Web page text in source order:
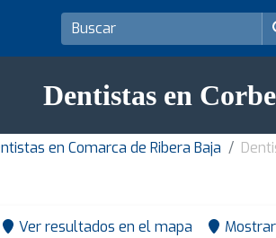
Dentistas en
en Comarca de Ribera Baja
Ver resultados en el mapa